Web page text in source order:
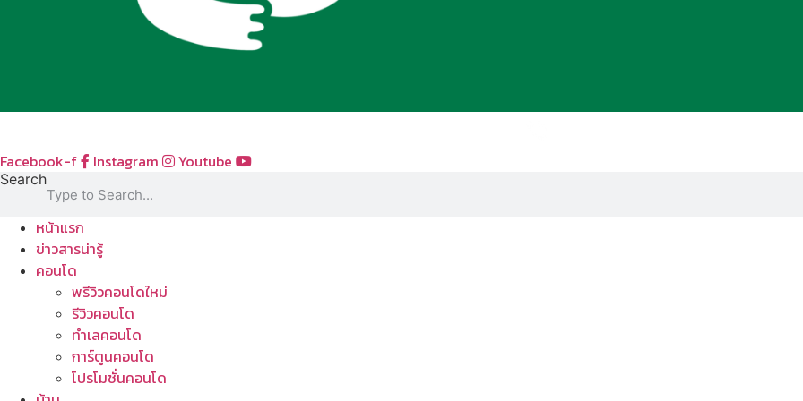
Facebook-f Instagram Youtube
Search
หน้าแรก
ข่าวสารน่ารู้
คอนโด
พรีวิวคอนโดใหม่
รีวิวคอนโด
ทำเลคอนโด
การ์ตูนคอนโด
โปรโมชั่นคอนโด